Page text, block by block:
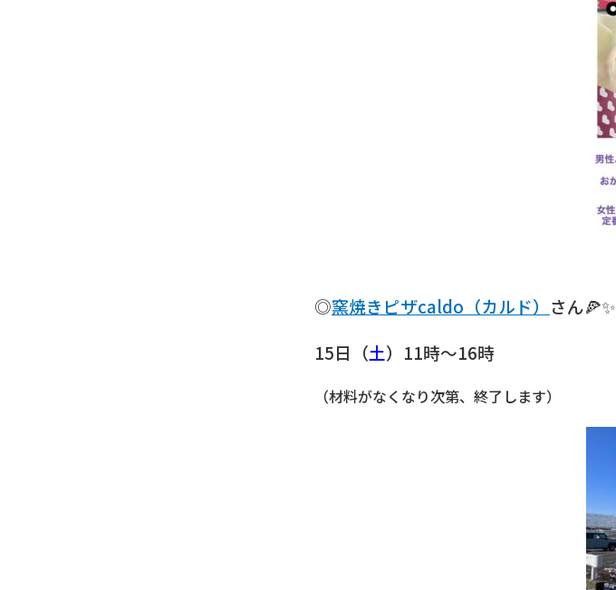
◎窯焼きピザcaldo（カルド） さん🍕✨
15日（土）11時〜16時
（材料がなくなり次第、終了します）